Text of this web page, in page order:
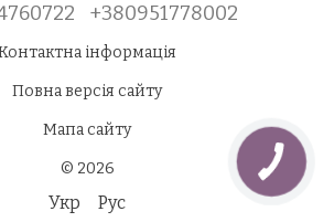
+380951778002
інформація
Повна версія сайту
Мапа сайту
© 2026
Укр Рус